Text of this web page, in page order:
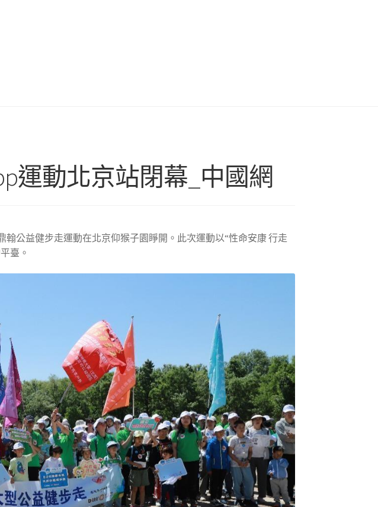
運動北京站閉幕_中國網
公益健步走運動在北京仰猴子園睜開。此次運動以“性命安康 行走
臺。